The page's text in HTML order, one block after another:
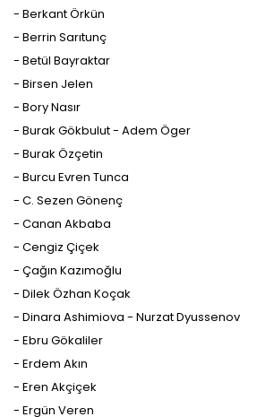
- Berkant Örkün
- Berrin Sarıtunç
- Betül Bayraktar
- Birsen Jelen
- Bory Nasır
- Burak Gökbulut - Adem Öger
- Burak Özçetin
- Burcu Evren Tunca
- C. Sezen Gönenç
- Canan Akbaba
- Cengiz Çiçek
- Çağın Kazımoğlu
- Dilek Özhan Koçak
- Dinara Ashimiova - Nurzat Dyussenov
- Ebru Gökaliler
- Erdem Akın
- Eren Akçiçek
- Ergün Veren